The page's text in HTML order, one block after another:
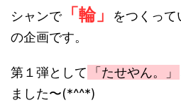
シャンで「輪」
をつくって
の企画です。
第１弾として 「たせやん。」
ました〜(*^^*)